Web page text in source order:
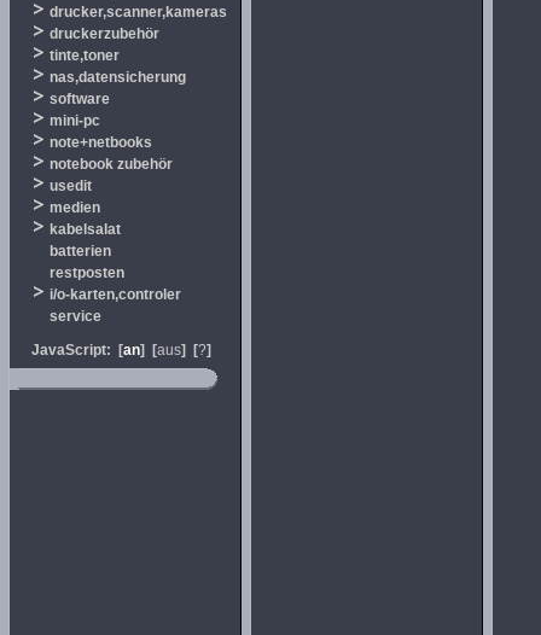
drucker,scanner,kameras
druckerzubehör
tinte,toner
nas,datensicherung
software
mini-pc
note+netbooks
notebook zubehör
usedit
medien
kabelsalat
batterien
restposten
i/o-karten,controler
service
JavaScript:
[an] [aus] [?]